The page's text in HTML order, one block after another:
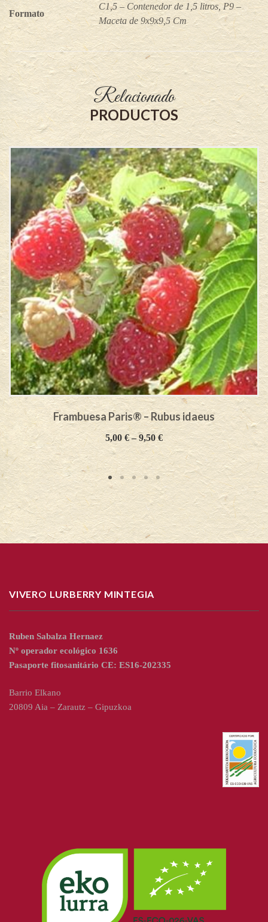
Formato
C1,5 – Contenedor de 1,5 litros, P9 –
Maceta de 9x9x9,5 Cm
Relacionado
PRODUCTOS
Frambuesa Paris® – Rubus idaeus
5,00 €–9,50€
VIVERO LURBERRY MINTEGIA
Ruben Sabalza Hernaez
Nº operador ecológico 1636
Pasaporte fitosanitário CE: ES16-202335
Barrio Elkano
20809 Aia – Zarautz – Gipuzkoa